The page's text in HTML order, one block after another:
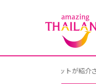
2026/08/04